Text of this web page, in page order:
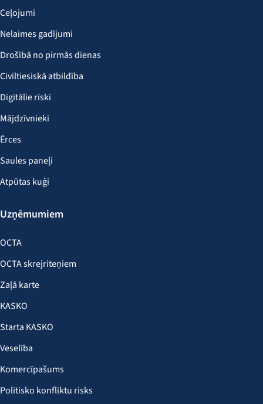
Ceļojumi
Nelaimes gadījumi
Drošībā no pirmās dienas
Civiltiesiskā atbildība
Digitālie riski
Mājdzīvnieki
Ērces
Saules paneļi
Atpūtas kuģi
Uzņēmumiem
OCTA
OCTA skrejriteņiem
Zaļā karte
KASKO
Starta KASKO
Veselība
Komercīpašums
Politisko konfliktu risks